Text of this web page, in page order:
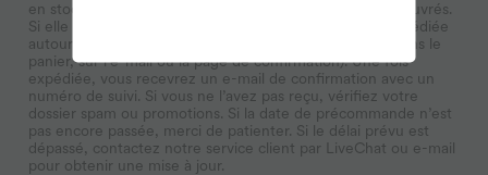
en stock, nous la traitons généralement sous 1–3 jours ouvrés.
Si elle inclut des articles en précommande, elle sera expédiée
autour de la date estimée (visible sur la page produit, dans le
panier, sur l’e-mail ou la page de confirmation). Une fois
expédiée, vous recevrez un e-mail de confirmation avec un
numéro de suivi. Si vous ne l’avez pas reçu, vérifiez votre
dossier spam ou promotions. Si la date de précommande n’est
pas encore passée, merci de patienter. Si le délai prévu est
dépassé, contactez notre service client par LiveChat ou e-mail
pour obtenir une mise à jour.